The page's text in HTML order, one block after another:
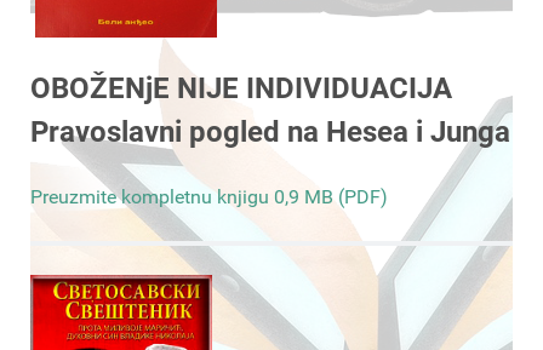
OBOŽENjE NIJE INDIVIDUACIJA
Pravoslavni pogled na Hesea i Junga
Preuzmite kompletnu knjigu 0,9 MB (PDF)